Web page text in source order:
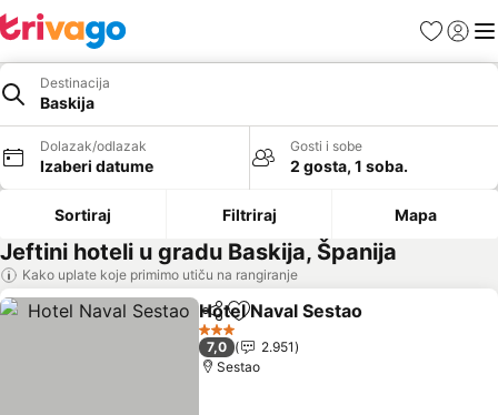
FavoritiPrijavi
Destinacija
Baskija
Dolazak/odlazak
Izaberi datume
Gosti i sobe
2 gosta, 1 soba.
Sortiraj Filtriraj Mapa
Jeftini hoteli u gradu Baskija, Španija
Kako uplate koje primimo utiču na rangiranje
Deli Dodati u favorite
Hotel Naval Sestao
3 Zvezdice
7,0
2.951
Sestao